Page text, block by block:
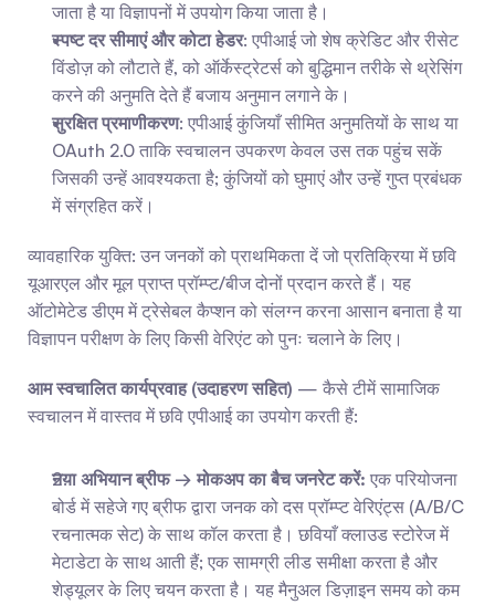
जाता है या विज्ञापनों में उपयोग किया जाता है।
स्पष्ट दर सीमाएं और कोटा हेडर: एपीआई जो शेष क्रेडिट और रीसेट
विंडोज़ को लौटाते हैं, को ऑर्केस्ट्रेटर्स को बुद्धिमान तरीके से थ्रेसिंग
करने की अनुमति देते हैं बजाय अनुमान लगाने के।
सुरक्षित प्रमाणीकरण: एपीआई कुंजियाँ सीमित अनुमतियों के साथ या
OAuth 2.0 ताकि स्वचालन उपकरण केवल उस तक पहुंच सकें
जिसकी उन्हें आवश्यकता है; कुंजियों को घुमाएं और उन्हें गुप्त प्रबंधक
में संग्रहित करें।
व्यावहारिक युक्ति: उन जनकों को प्राथमिकता दें जो प्रतिक्रिया में छवि
यूआरएल और मूल प्राप्त प्रॉम्प्ट/बीज दोनों प्रदान करते हैं। यह
ऑटोमेटेड डीएम में ट्रेसेबल कैप्शन को संलग्न करना आसान बनाता है या
विज्ञापन परीक्षण के लिए किसी वेरिएंट को पुनः चलाने के लिए।
आम स्वचालित कार्यप्रवाह (उदाहरण सहित) — कैसे टीमें सामाजिक
स्वचालन में वास्तव में छवि एपीआई का उपयोग करती हैं:
नया अभियान ब्रीफ → मोकअप का बैच जनरेट करें: एक परियोजना
बोर्ड में सहेजे गए ब्रीफ द्वारा जनक को दस प्रॉम्प्ट वेरिएंट्स (A/B/C
रचनात्मक सेट) के साथ कॉल करता है। छवियाँ क्लाउड स्टोरेज में
मेटाडेटा के साथ आती हैं; एक सामग्री लीड समीक्षा करता है और
शेड्यूलर के लिए चयन करता है। यह मैनुअल डिज़ाइन समय को कम